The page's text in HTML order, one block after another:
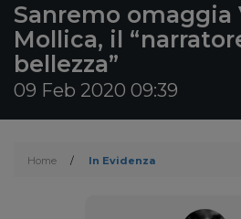
Sanremo omaggia
Mollica, il
bellezza”
09 Feb 2020 09:39
Home / In Evidenza